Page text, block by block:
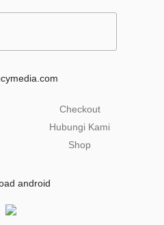
Checkout
Hubungi Kami
Shop
android